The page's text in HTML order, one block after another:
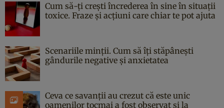
Cum să-ți crești încrederea în sine în situații
toxice. Fraze și acțiuni care chiar te pot ajuta
Scenariile minții. Cum să îți stăpânești
gândurile negative și anxietatea
Ceva ce savanții au crezut că este unic
oamenilor tocmai a fost observat și la